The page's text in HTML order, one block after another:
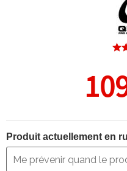
Produit actuellement en